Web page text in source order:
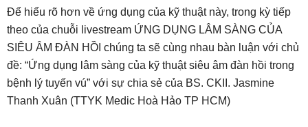
Để hiểu rõ hơn về ứng dụng của kỹ thuật này, trong kỳ tiếp
theo của chuỗi livestream ỨNG DỤNG LÂM SÀNG CỦA
SIÊU ÂM ĐÀN HỒI chúng ta sẽ cùng nhau bàn luận với chủ
đề: “Ứng dụng lâm sàng của kỹ thuật siêu âm đàn hồi trong
bệnh lý tuyến vú” với sự chia sẻ của BS. CKII. Jasmine
Thanh Xuân (TTYK Medic Hoà Hảo TP HCM)